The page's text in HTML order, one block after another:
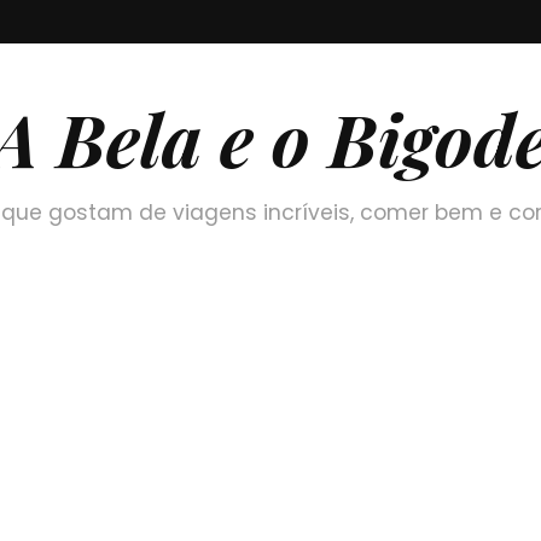
Bela e o
gostam de viagens incríveis, comer bem e